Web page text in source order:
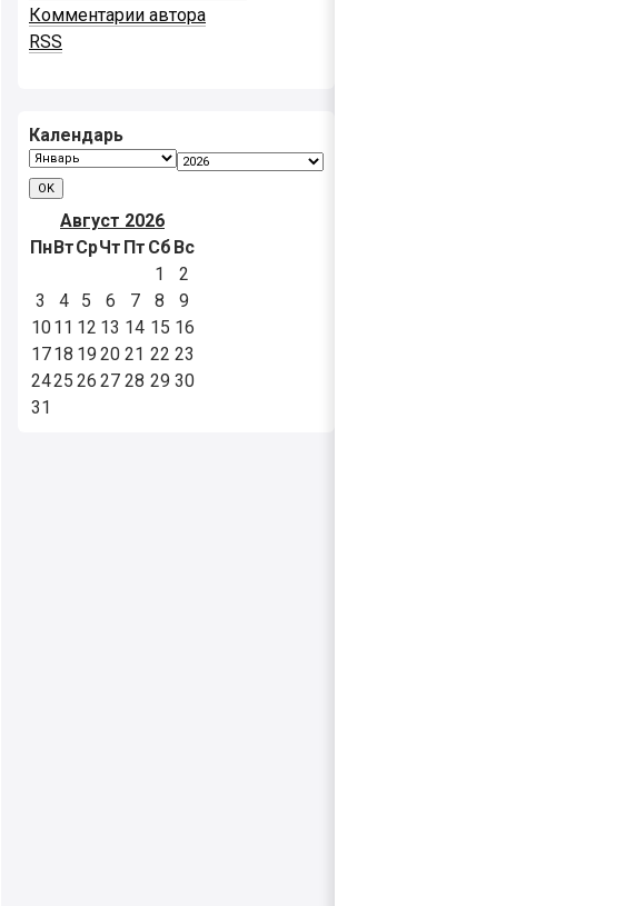
Комментарии автора
RSS
Календарь
Август 2026
ПнВтСрЧт Пт Сб Вс
1
2
3
4 5 6 7 8
9
1011 12 13 14 15 16
1718 19 20 21 22 23
2425 26 27 28 29 30
31